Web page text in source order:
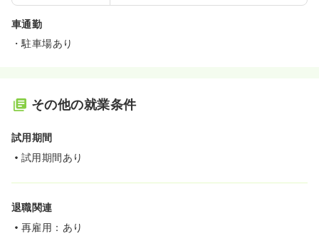
車通勤
・駐車場あり
その他の就業条件
試用期間
試用期間あり
退職関連
再雇用：あり